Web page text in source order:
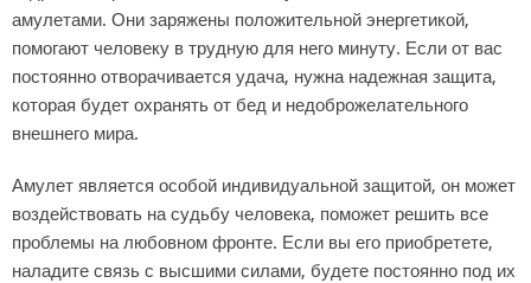
амулетами. Они заряжены положительной энергетикой,
помогают человеку в трудную для него минуту. Если от вас
постоянно отворачивается удача, нужна надежная защита,
которая будет охранять от бед и недоброжелательного
внешнего мира.
Амулет является особой индивидуальной защитой, он может
воздействовать на судьбу человека, поможет решить все
проблемы на любовном фронте. Если вы его приобретете,
наладите связь с высшими силами, будете постоянно под их